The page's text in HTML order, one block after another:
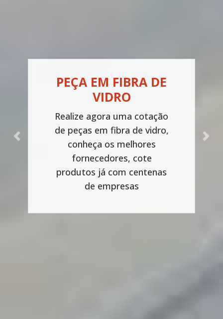
PEÇA EM FIBRA DE
VIDRO
Realize agora uma cotação
de peças em fibra de vidro,
conheça os melhores
fornecedores, cote
produtos já com centenas
de empresas
Previous Next